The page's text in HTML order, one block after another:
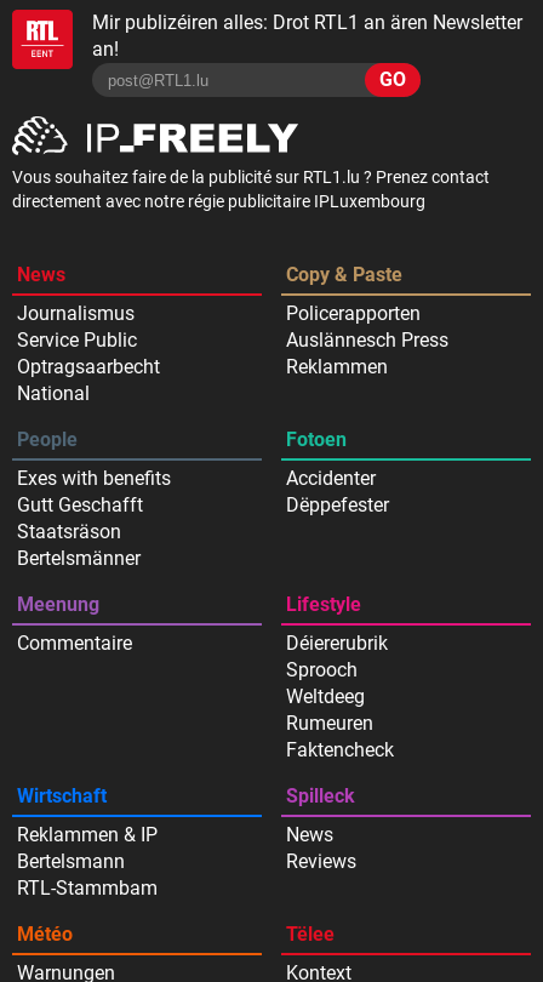
Mir publizéiren alles: Drot RTL1 an ären Newsletter
an!
GO
Vous souhaitez faire de la publicité sur RTL1.lu ? Prenez contact
directement avec notre régie publicitaire IPLuxembourg
News
Journalismus
Service Public
Optragsaarbecht
National
Copy & Paste
Policerapporten
Auslännesch Press
Reklammen
People
Exes with benefits
Gutt Geschafft
Staatsräson
Bertelsmänner
Fotoen
Accidenter
Dëppefester
Meenung
Commentaire
Lifestyle
Déiererubrik
Sprooch
Weltdeeg
Rumeuren
Faktencheck
Wirtschaft
Reklammen & IP
Bertelsmann
RTL-Stammbam
Spilleck
News
Reviews
Météo
Warnungen
Tëlee
Kontext